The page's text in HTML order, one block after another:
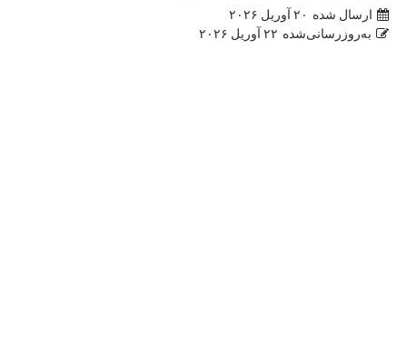
ارسال شده ۲۰ آوریل ۲۰۲۶
به‌روزرسانی‌شده ۲۲ آوریل ۲۰۲۶